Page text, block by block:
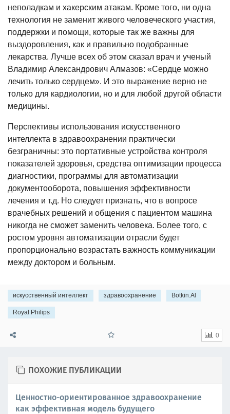
неполадкам и хакерским атакам. Кроме того, ни одна
технология не заменит живого человеческого участия,
поддержки и помощи, которые так же важны для
выздоровления, как и правильно подобранные
лекарства. Лучше всех об этом сказал врач и ученый
Владимир Александрович Алмазов: «Сердце можно
лечить только сердцем». И это выражение верно не
только для кардиологии, но и для любой другой области
медицины.
Перспективы использования искусственного
интеллекта в здравоохранении практически
безграничны: это портативные устройства контроля
показателей здоровья, средства оптимизации процесса
диагностики, программы для автоматизации
документооборота, повышения эффективности
лечения и т.д. Но следует признать, что в вопросе
врачебных решений и общения с пациентом машина
никогда не сможет заменить человека. Более того, с
ростом уровня автоматизации отрасли будет
пропорционально возрастать важность коммуникации
между доктором и больным.
искусственный интеллект здравоохранение Botkin.Al
Royal Philips
0
ПОХОЖИЕ ПУБЛИКАЦИИ
Ценностно-ориентированное здравоохранение
как эффективная модель будущего